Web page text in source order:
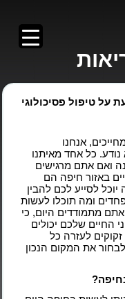
על טיפול פסיכולוגי
אנחנו
כל אחד מאיתנו
ואם אתם מרגישים
באזור חיפה הם
יוכל לסייע לכם להבין
ומה תוכלו לעשות
מתמודדים היום, כי
החיים שלכם יכולים
לעזרה כל
את המקום הנכון
?